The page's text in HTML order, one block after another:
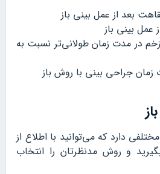
بعد از عمل بینی باز
عمل بینی باز
در مدت زمان طولانی‌تر نسبت به
جراحی بینی با روش باز
دارد که می‌توانید با اطلاع از
و روش مدنظرتان را انتخاب